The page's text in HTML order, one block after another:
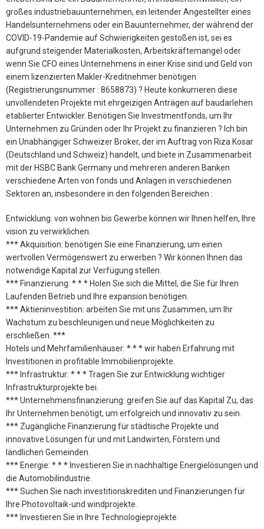
großes industriebauunternehmen, ein leitender Angestellter eines
Handelsunternehmens oder ein Bauunternehmer, der während der
COVID-19-Pandemie auf Schwierigkeiten gestoßen ist, sei es
aufgrund steigender Materialkosten, Arbeitskräftemangel oder
wenn Sie CFO eines Unternehmens in einer Krise sind und Geld von
einem lizenzierten Makler-Kreditnehmer benötigen
(Registrierungsnummer : 8658873) ? Heute konkurrieren diese
unvollendeten Projekte mit ehrgeizigen Anträgen auf baudarlehen
etablierter Entwickler. Benötigen Sie Investmentfonds, um Ihr
Unternehmen zu Gründen oder Ihr Projekt zu finanzieren ? Ich bin
ein Unabhängiger Schweizer Broker, der im Auftrag von Riza Kosar
(Deutschland und Schweiz) handelt, und biete in Zusammenarbeit
mit der HSBC Bank Germany und mehreren anderen Banken
verschiedene Arten von fonds und Anlagen in verschiedenen
Sektoren an, insbesondere in den folgenden Bereichen :
Entwicklung: von wohnen bis Gewerbe können wir Ihnen helfen, Ihre
vision zu verwirklichen.
*** Akquisition: benötigen Sie eine Finanzierung, um einen
wertvollen Vermögenswert zu erwerben ? Wir können Ihnen das
notwendige Kapital zur Verfügung stellen.
*** Finanzierung: * * * Holen Sie sich die Mittel, die Sie für Ihren
Laufenden Betrieb und Ihre expansion benötigen.
*** Aktieninvestition: arbeiten Sie mit uns Zusammen, um Ihr
Wachstum zu beschleunigen und neue Möglichkeiten zu
erschließen. ***
Hotels und Mehrfamilienhäuser: * * * wir haben Erfahrung mit
Investitionen in profitable Immobilienprojekte.
*** Infrastruktur: * * * Tragen Sie zur Entwicklung wichtiger
Infrastrukturprojekte bei.
*** Unternehmensfinanzierung: greifen Sie auf das Kapital Zu, das
Ihr Unternehmen benötigt, um erfolgreich und innovativ zu sein.
*** Zugängliche Finanzierung für städtische Projekte und
innovative Lösungen für und mit Landwirten, Förstern und
ländlichen Gemeinden.
*** Energie: * * * Investieren Sie in nachhaltige Energielösungen und
die Automobilindustrie.
*** Suchen Sie nach investitionskrediten und Finanzierungen für
Ihre Photovoltaik-und windprojekte.
*** Investieren Sie in Ihre Technologieprojekte.